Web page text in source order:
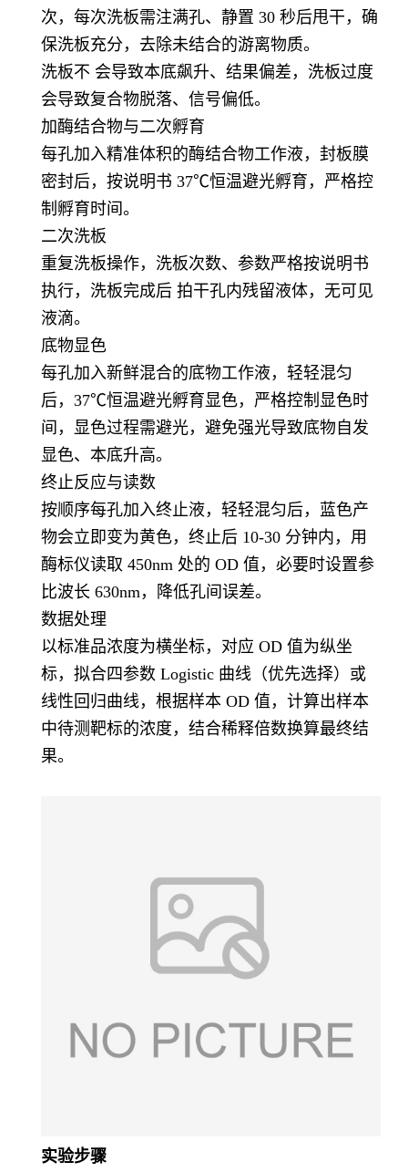
次，每次洗板需注满孔、静置 30 秒后甩干，确
保洗板充分，去除未结合的游离物质。
洗板不 会导致本底飙升、结果偏差，洗板过度
会导致复合物脱落、信号偏低。
加酶结合物与二次孵育
每孔加入精准体积的酶结合物工作液，封板膜
密封后，按说明书 37℃恒温避光孵育，严格控
制孵育时间。
二次洗板
重复洗板操作，洗板次数、参数严格按说明书
执行，洗板完成后 拍干孔内残留液体，无可见
液滴。
底物显色
每孔加入新鲜混合的底物工作液，轻轻混匀
后，37℃恒温避光孵育显色，严格控制显色时
间，显色过程需避光，避免强光导致底物自发
显色、本底升高。
终止反应与读数
按顺序每孔加入终止液，轻轻混匀后，蓝色产
物会立即变为黄色，终止后 10-30 分钟内，用
酶标仪读取 450nm 处的 OD 值，必要时设置参
比波长 630nm，降低孔间误差。
数据处理
以标准品浓度为横坐标，对应 OD 值为纵坐
标，拟合四参数 Logistic 曲线（优先选择）或
线性回归曲线，根据样本 OD 值，计算出样本
中待测靶标的浓度，结合稀释倍数换算最终结
果。
实验步骤